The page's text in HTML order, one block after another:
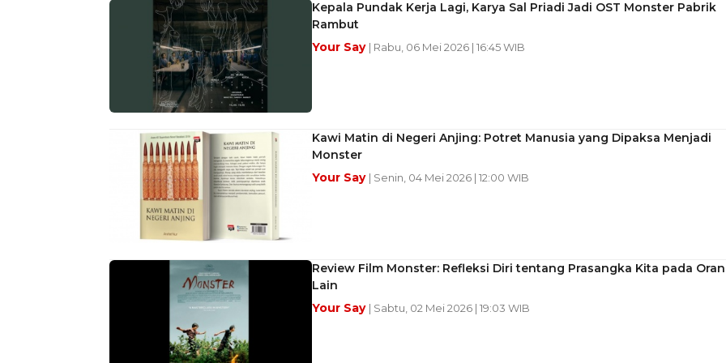
Kepala Pundak Kerja Lagi, Karya Sal Priadi Jadi OST Monster Pabrik
Rambut
Your Say | Rabu, 06 Mei 2026 | 16:45 WIB
Kawi Matin di Negeri Anjing: Potret Manusia yang Dipaksa Menjadi
Monster
Your Say | Senin, 04 Mei 2026 | 12:00 WIB
Review Film Monster: Refleksi Diri tentang Prasangka Kita pada
Lain
Your Say | Sabtu, 02 Mei 2026 | 19:03 WIB